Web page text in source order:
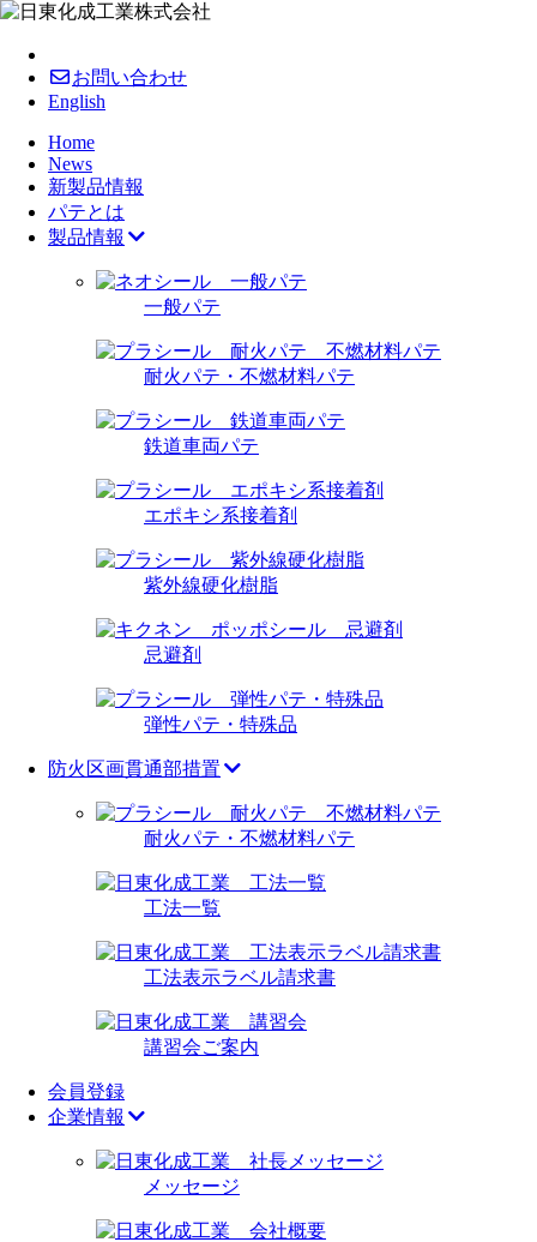
お問い合わせ
English
Home
News
新製品情報
パテとは
製品情報
一般パテ
耐火パテ・不燃材料パテ
鉄道車両パテ
エポキシ系接着剤
紫外線硬化樹脂
忌避剤
弾性パテ・特殊品
防火区画貫通部措置
耐火パテ・不燃材料パテ
工法一覧
工法表示ラベル請求書
講習会ご案内
会員登録
企業情報
メッセージ